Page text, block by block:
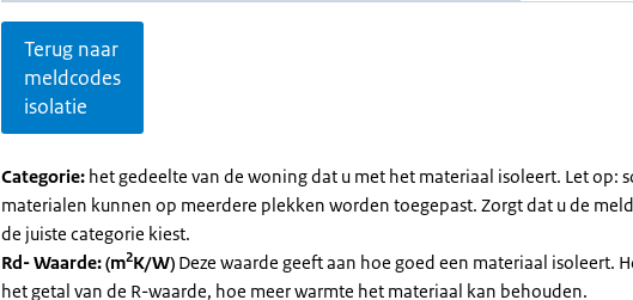
Terug naar
meldcodes
isolatie
Categorie: het gedeelte van de woning dat u met het materiaal isoleert. Let op:
materialen kunnen op meerdere plekken worden toegepast. Zorgt dat u de
de juiste categorie kiest.
Rd- Waarde: (m2K/W) Deze waarde geeft aan hoe goed een materiaal isoleert.
het getal van de R-waarde, hoe meer warmte het materiaal kan behouden.